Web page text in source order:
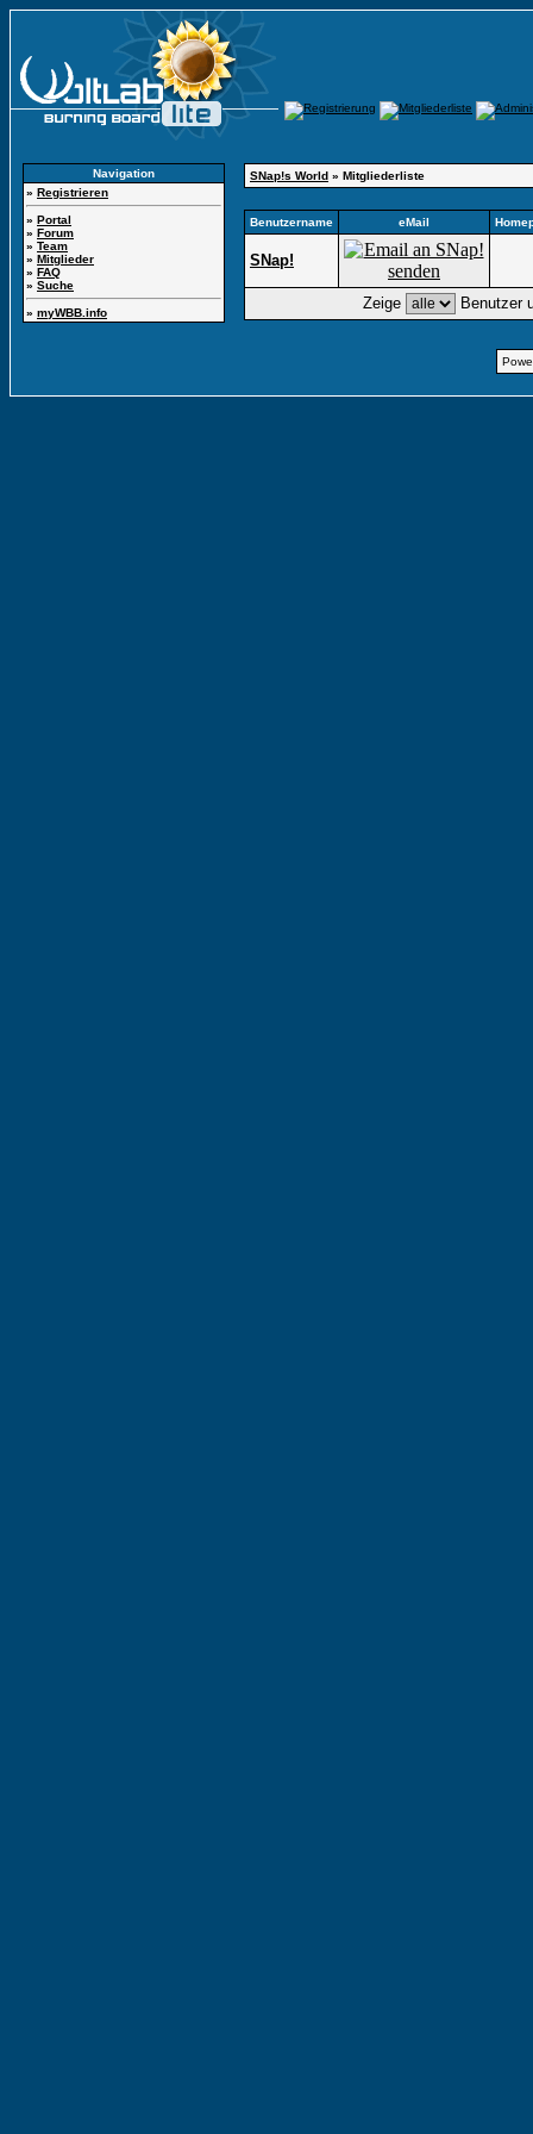
Navigation
» Registrieren
» Portal
» Forum
» Team
» Mitglieder
» FAQ
» Suche
» myWBB.info
SNap!s World » Mitgliederliste
Benutzername eMail
SNap!
Zeige Benutzer